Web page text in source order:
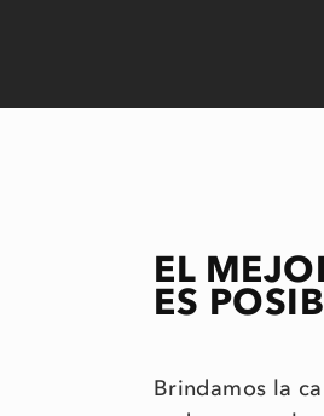
EL
ES
Brindamos la